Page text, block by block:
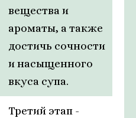
вещества и
ароматы, а также
достичь сочности
и насыщенного
вкуса супа.
Третий этап -